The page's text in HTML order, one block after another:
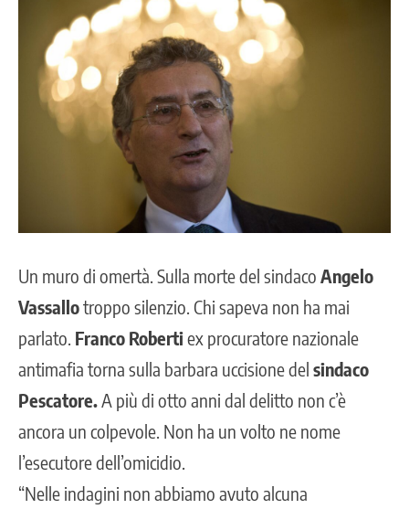
Un muro di omertà. Sulla morte del sindaco Angelo
Vassallotroppo silenzio. Chi sapeva non ha mai
parlato. Franco Robertiex procuratore nazionale
antimafia torna sulla barbara uccisione del sindaco
Pescatore. A più di otto anni dal delitto non c’è
ancora un colpevole. Non ha un volto ne nome
l’esecutore dell’omicidio.
“Nelle indagini non abbiamo avuto alcuna